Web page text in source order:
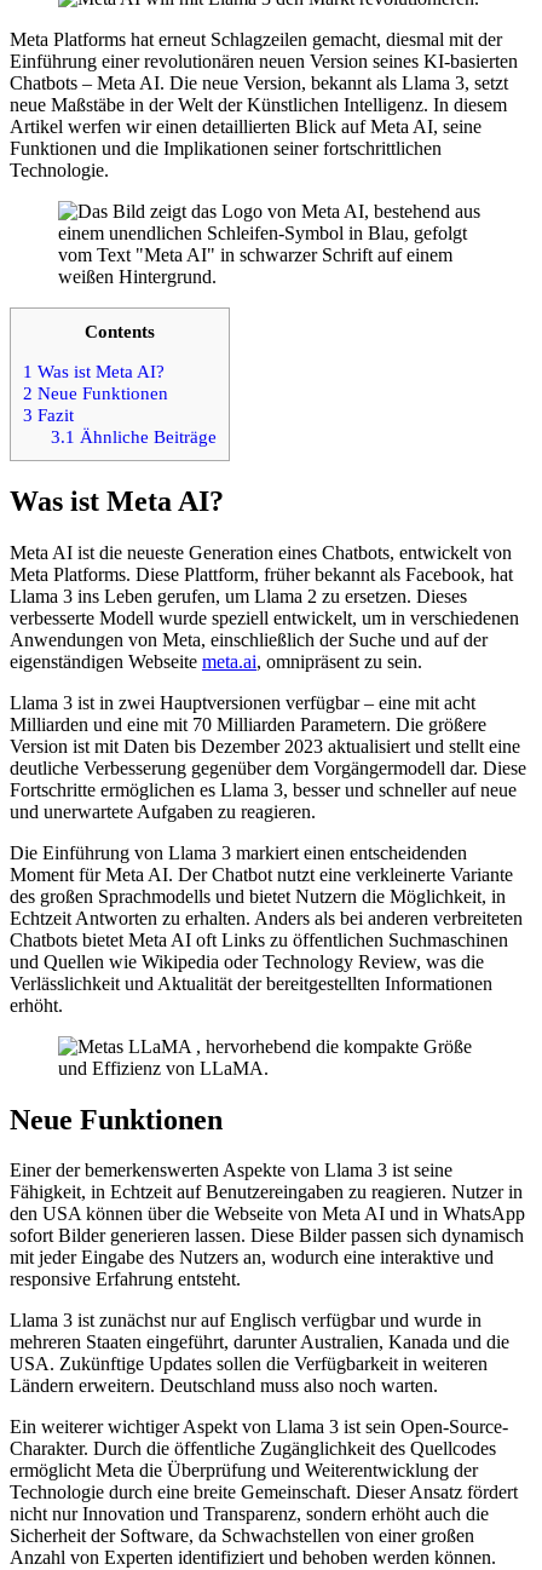
Meta Platforms hat erneut Schlagzeilen gemacht, diesmal mit der
Einführung einer revolutionären neuen Version seines KI-basierten
Chatbots – Meta AI. Die neue Version, bekannt als Llama 3, setzt
neue Maßstäbe in der Welt der Künstlichen Intelligenz. In diesem
Artikel werfen wir einen detaillierten Blick auf Meta AI, seine
Funktionen und die Implikationen seiner fortschrittlichen
Technologie.
Contents
1 Was ist Meta AI?
2 Neue Funktionen
3 Fazit
3.1 Ähnliche Beiträge
Was ist Meta AI?
Meta AI ist die neueste Generation eines Chatbots, entwickelt von
Meta Platforms. Diese Plattform, früher bekannt als Facebook, hat
Llama 3 ins Leben gerufen, um Llama 2 zu ersetzen. Dieses
verbesserte Modell wurde speziell entwickelt, um in verschiedenen
Anwendungen von Meta, einschließlich der Suche und auf der
eigenständigen Webseite meta.ai, omnipräsent zu sein.
Llama 3 ist in zwei Hauptversionen verfügbar – eine mit acht
Milliarden und eine mit 70 Milliarden Parametern. Die größere
Version ist mit Daten bis Dezember 2023 aktualisiert und stellt eine
deutliche Verbesserung gegenüber dem Vorgängermodell dar. Diese
Fortschritte ermöglichen es Llama 3, besser und schneller auf neue
und unerwartete Aufgaben zu reagieren.
Die Einführung von Llama 3 markiert einen entscheidenden
Moment für Meta AI. Der Chatbot nutzt eine verkleinerte Variante
des großen Sprachmodells und bietet Nutzern die Möglichkeit, in
Echtzeit Antworten zu erhalten. Anders als bei anderen verbreiteten
Chatbots bietet Meta AI oft Links zu öffentlichen Suchmaschinen
und Quellen wie Wikipedia oder Technology Review, was die
Verlässlichkeit und Aktualität der bereitgestellten Informationen
erhöht.
Neue Funktionen
Einer der bemerkenswerten Aspekte von Llama 3 ist seine
Fähigkeit, in Echtzeit auf Benutzereingaben zu reagieren. Nutzer in
den USA können über die Webseite von Meta AI und in WhatsApp
sofort Bilder generieren lassen. Diese Bilder passen sich dynamisch
mit jeder Eingabe des Nutzers an, wodurch eine interaktive und
responsive Erfahrung entsteht.
Llama 3 ist zunächst nur auf Englisch verfügbar und wurde in
mehreren Staaten eingeführt, darunter Australien, Kanada und die
USA. Zukünftige Updates sollen die Verfügbarkeit in weiteren
Ländern erweitern. Deutschland muss also noch warten.
Ein weiterer wichtiger Aspekt von Llama 3 ist sein Open-Source-
Charakter. Durch die öffentliche Zugänglichkeit des Quellcodes
ermöglicht Meta die Überprüfung und Weiterentwicklung der
Technologie durch eine breite Gemeinschaft. Dieser Ansatz fördert
nicht nur Innovation und Transparenz, sondern erhöht auch die
Sicherheit der Software, da Schwachstellen von einer großen
Anzahl von Experten identifiziert und behoben werden können.